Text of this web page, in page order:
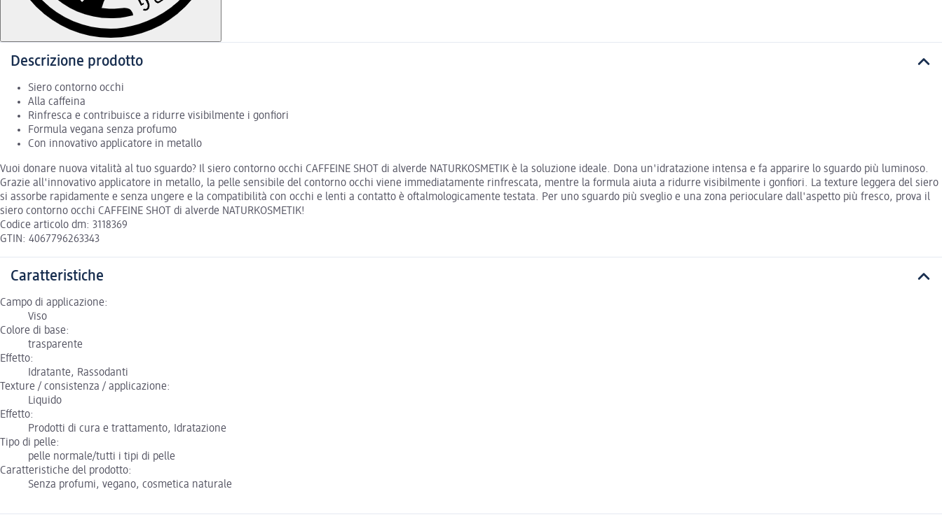
Descrizione prodotto
Siero contorno occhi
Alla caffeina
Rinfresca e contribuisce a ridurre visibilmente i gonfiori
Formula vegana senza profumo
Con innovativo applicatore in metallo
Vuoi donare nuova vitalità al tuo sguardo? Il siero contorno occhi CAFFEINE SHOT di alverde NATURKOSMETIK è la soluzione ideale. Dona un'idratazione intensa e fa apparire lo sguardo più luminoso.
Grazie all'innovativo applicatore in metallo, la pelle sensibile del contorno occhi viene immediatamente rinfrescata, mentre la formula aiuta a ridurre visibilmente i gonfiori. La texture leggera del siero
si assorbe rapidamente e senza ungere e la compatibilità con occhi e lenti a contatto è oftalmologicamente testata. Per uno sguardo più sveglio e una zona perioculare dall'aspetto più fresco, prova il
siero contorno occhi CAFFEINE SHOT di alverde NATURKOSMETIK!
Codice articolo dm: 3118369
GTIN: 4067796263343
Caratteristiche
Campo di applicazione:
Viso
Colore di base:
trasparente
Effetto:
Idratante, Rassodanti
Texture / consistenza / applicazione:
Liquido
Effetto:
Prodotti di cura e trattamento, Idratazione
Tipo di pelle:
pelle normale/tutti i tipi di pelle
Caratteristiche del prodotto:
Senza profumi, vegano, cosmetica naturale